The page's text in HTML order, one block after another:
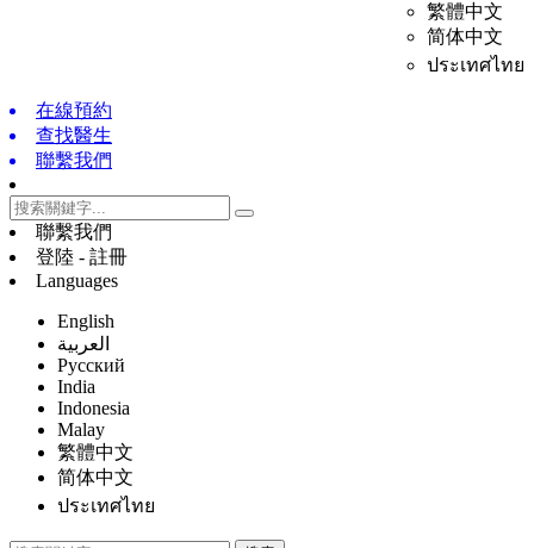
繁體中文
简体中文
ประเทศไทย
在線預約
查找醫生
聯繫我們
聯繫我們
登陸 - 註冊
Languages
English
العربية
Русский
India
Indonesia
Malay
繁體中文
简体中文
ประเทศไทย